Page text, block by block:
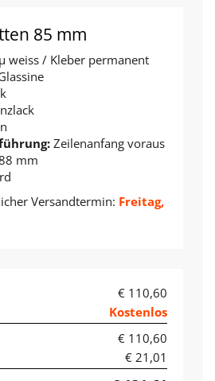
85 mm
weiss / Kleber permanent
Zeilenanfang voraus
mm
Versandtermin: Freitag,
€ 110,60
Kostenlos
€ 110,60
€ 21,01